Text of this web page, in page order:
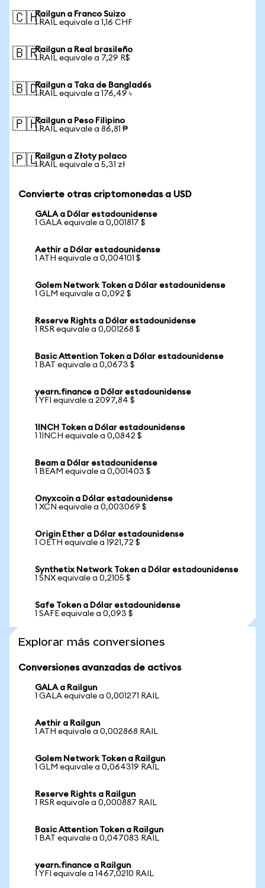
🇨🇭Railgun a Franco Suizo
1 RAIL equivale a 1,16 CHF
🇧🇷Railgun a Real brasileño
1 RAIL equivale a 7,29 R$
🇧🇩Railgun a Taka de Bangladés
1 RAIL equivale a 176,49 ৳
🇵🇭Railgun a Peso Filipino
1 RAIL equivale a 86,81 ₱
🇵🇱Railgun a Złoty polaco
1 RAIL equivale a 5,31 zł
Convierte otras criptomonedas a USD
GALA a Dólar estadounidense
1 GALA equivale a 0,001817 $
Aethir a Dólar estadounidense
1 ATH equivale a 0,004101 $
Golem Network Token a Dólar estadounidense
1 GLM equivale a 0,092 $
Reserve Rights a Dólar estadounidense
1 RSR equivale a 0,001268 $
Basic Attention Token a Dólar estadounidense
1 BAT equivale a 0,0673 $
yearn.finance a Dólar estadounidense
1 YFI equivale a 2097,84 $
1INCH Token a Dólar estadounidense
1 1INCH equivale a 0,0842 $
Beam a Dólar estadounidense
1 BEAM equivale a 0,001403 $
Onyxcoin a Dólar estadounidense
1 XCN equivale a 0,003069 $
Origin Ether a Dólar estadounidense
1 OETH equivale a 1921,72 $
Synthetix Network Token a Dólar estadounidense
1 SNX equivale a 0,2105 $
Safe Token a Dólar estadounidense
1 SAFE equivale a 0,093 $
Explorar más conversiones
Conversiones avanzadas de activos
GALA a Railgun
1 GALA equivale a 0,001271 RAIL
Aethir a Railgun
1 ATH equivale a 0,002868 RAIL
Golem Network Token a Railgun
1 GLM equivale a 0,064319 RAIL
Reserve Rights a Railgun
1 RSR equivale a 0,000887 RAIL
Basic Attention Token a Railgun
1 BAT equivale a 0,047083 RAIL
yearn.finance a Railgun
1 YFI equivale a 1467,0210 RAIL